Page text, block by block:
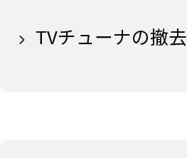
TVチューナの撤去